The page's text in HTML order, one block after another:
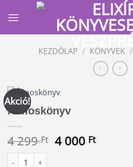
KEZDŐLAP / KÖNYVEK /
Akció!
Álmoskönyv
4 299Ft Original
4 000 FtCurrent
Álmoskönyv mennyiség
Alternative: